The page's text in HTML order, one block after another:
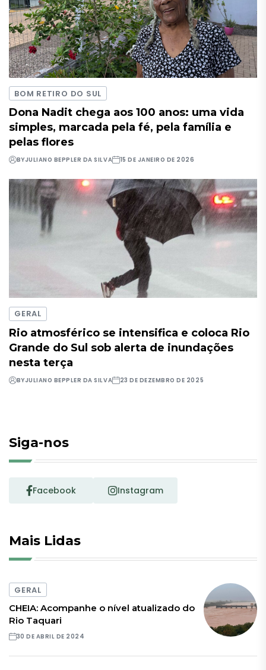
BOM RETIRO DO SUL
Dona Nadit chega aos 100 anos: uma vida
simples, marcada pela fé, pela família e
pelas flores
BYJULIANO BEPPLER DA SILVA 15 DE JANEIRO DE 2026
GERAL
Rio atmosférico se intensifica e coloca Rio
Grande do Sul sob alerta de inundações
nesta terça
BYJULIANO BEPPLER DA SILVA 23 DE DEZEMBRO DE 2025
Siga-nos
Facebook Instagram
Mais Lidas
GERAL
CHEIA: Acompanhe o nível atualizado do
Rio Taquari
30 DE ABRIL DE 2024